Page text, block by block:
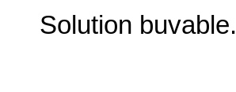
Solution buvable.